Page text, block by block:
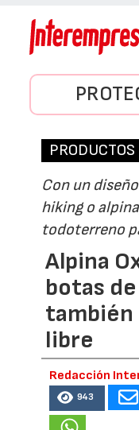
PRODUCTOS
Con un
hiking o
todoterreno
Alpina
botas
también
libre
Redacción
943